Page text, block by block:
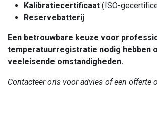
Kalibratiecertificaat (ISO-
Reservebatterij
Een betrouwbare keuze voor
temperatuurregistratie nodig hebben
veeleisende omstandigheden.
Contacteer ons voor advies of een offerte